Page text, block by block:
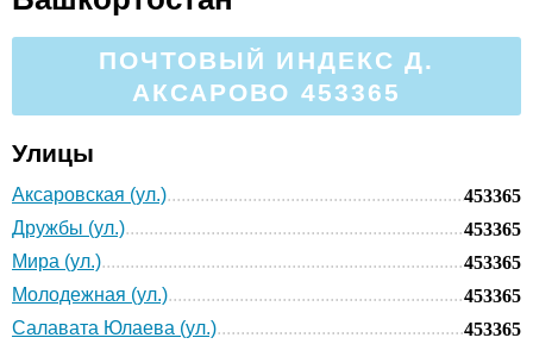
ПОЧТОВЫЙ ИНДЕКС Д.
АКСАРОВО 453365
Улицы
Аксаровская (ул.)
453365
Дружбы (ул.)
453365
Мира (ул.)
453365
Молодежная (ул.)
453365
Салавата Юлаева (ул.)
453365